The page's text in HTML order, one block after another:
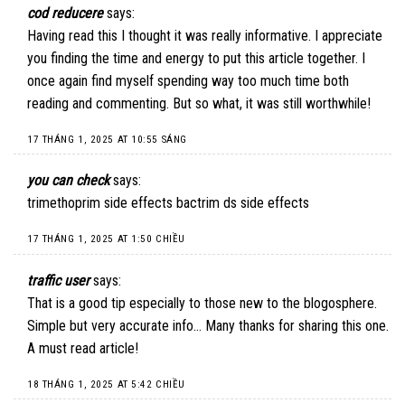
cod reducere says:
Having read this I thought it was really informative. I appreciate
you finding the time and energy to put this article together. I
once again find myself spending way too much time both
reading and commenting. But so what, it was still worthwhile!
17 THÁNG 1, 2025 AT 10:55 SÁNG
you can check says:
trimethoprim side effects bactrim ds side effects
17 THÁNG 1, 2025 AT 1:50 CHIỀU
traffic user says:
That is a good tip especially to those new to the blogosphere.
Simple but very accurate info… Many thanks for sharing this one.
A must read article!
18 THÁNG 1, 2025 AT 5:42 CHIỀU